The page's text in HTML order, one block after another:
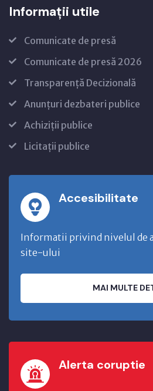
Informații utile
Comunicate de presă
Comunicate de presă 2026
Transparență Decizională
Anunțuri dezbateri publice
Achiziții publice
Licitații publice
Accesibilitate
Informatii privind nivelul de
site-ului
MAI MULTE
Alerta coruptie